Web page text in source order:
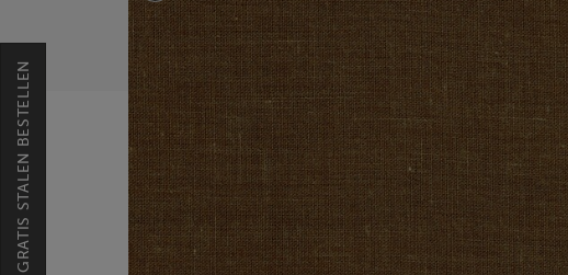
GRATIS STALEN BESTELLEN